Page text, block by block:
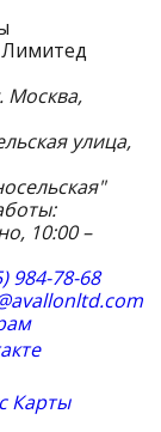
Москва,
улица,
10:00 –
984-78-68
Карты